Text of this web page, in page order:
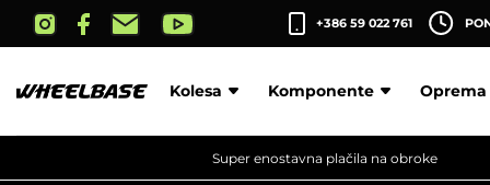
content
+386 59 022 761
Kolesa Komponente Oprema
Super enostavna plačila na obroke